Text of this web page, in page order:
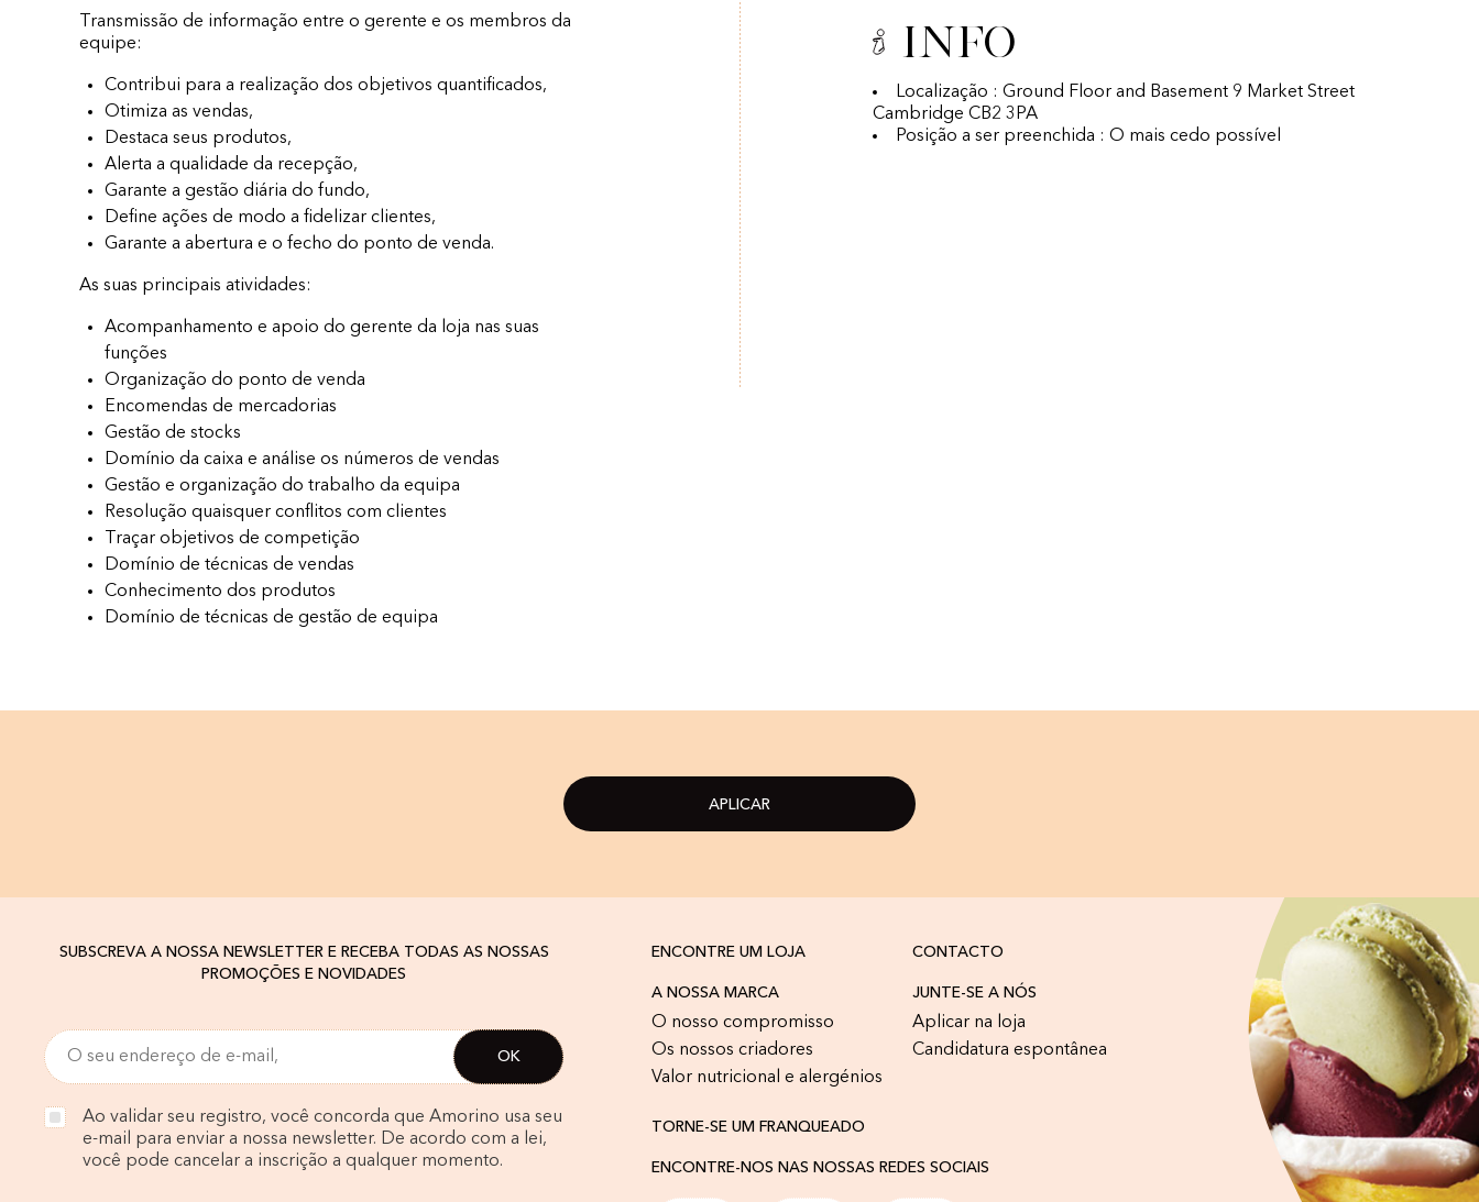
Transmissão de informação entre o gerente e os membros da
equipe:
Contribui para a realização dos objetivos quantificados,
Otimiza as vendas,
Destaca seus produtos,
Alerta a qualidade da recepção,
Garante a gestão diária do fundo,
Define ações de modo a fidelizar clientes,
Garante a abertura e o fecho do ponto de venda.
As suas principais atividades:
Acompanhamento e apoio do gerente da loja nas suas
funções
Organização do ponto de venda
Encomendas de mercadorias
Gestão de stocks
Domínio da caixa e análise os números de vendas
Gestão e organização do trabalho da equipa
Resolução quaisquer conflitos com clientes
Traçar objetivos de competição
Domínio de técnicas de vendas
Conhecimento dos produtos
Domínio de técnicas de gestão de equipa
Info
Localização : Ground Floor and Basement 9 Market Street
Cambridge CB2 3PA
Posição a ser preenchida : O mais cedo possível
APLICAR
SUBSCREVA A NOSSA NEWSLETTER E RECEBA TODAS AS NOSSAS
PROMOÇÕES E NOVIDADES
Ao validar seu registro, você concorda que Amorino usa seu
e-mail para enviar a nossa newsletter. De acordo com a lei,
você pode cancelar a inscrição a qualquer momento.
ENCONTRE UM LOJA CONTACTO
A NOSSA MARCA
O nosso compromisso
Os nossos criadores
Valor nutricional e alergénios
JUNTE-SE A NÓS
Aplicar na loja
Candidatura espontânea
TORNE-SE UM FRANQUEADO
ENCONTRE-NOS NAS NOSSAS REDES SOCIAIS